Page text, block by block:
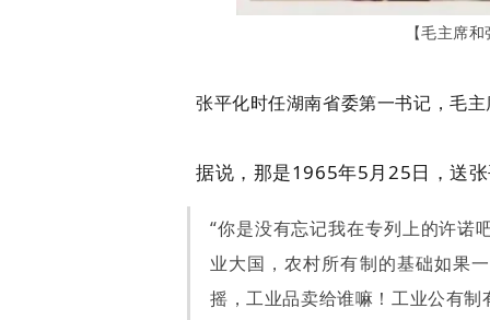
【毛主席和
张平化时任湖南省委第一书记，毛
据说，那是1965年5月25日，送
“你是没有忘记我在专列上的许诺
业大国，农村所有制的基础如果
摇，工业品卖给谁嘛！工业公有